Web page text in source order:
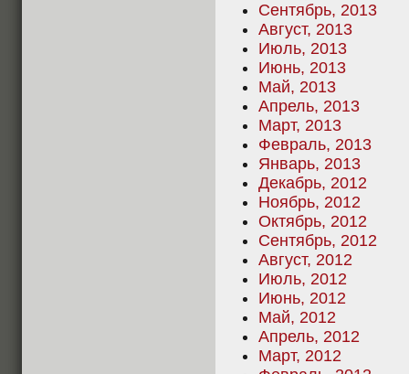
Сентябрь, 2013
Август, 2013
Июль, 2013
Июнь, 2013
Май, 2013
Апрель, 2013
Март, 2013
Февраль, 2013
Январь, 2013
Декабрь, 2012
Ноябрь, 2012
Октябрь, 2012
Сентябрь, 2012
Август, 2012
Июль, 2012
Июнь, 2012
Май, 2012
Апрель, 2012
Март, 2012